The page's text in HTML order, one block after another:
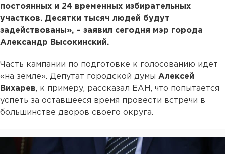
постоянных и 24 временных избирательных
участков. Десятки тысяч людей будут
задействованы», – заявил сегодня мэр города
Александр Высокинский.
Часть кампании по подготовке к голосованию идет
«на земле». Депутат городской думы Алексей
Вихарев, к примеру, рассказал ЕАН, что попытается
успеть за оставшееся время провести встречи в
большинстве дворов своего округа.